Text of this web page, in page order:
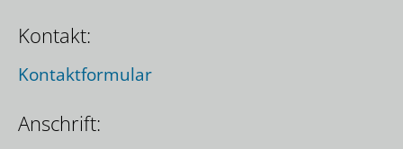
Kontakt:
Kontaktformular
Anschrift: